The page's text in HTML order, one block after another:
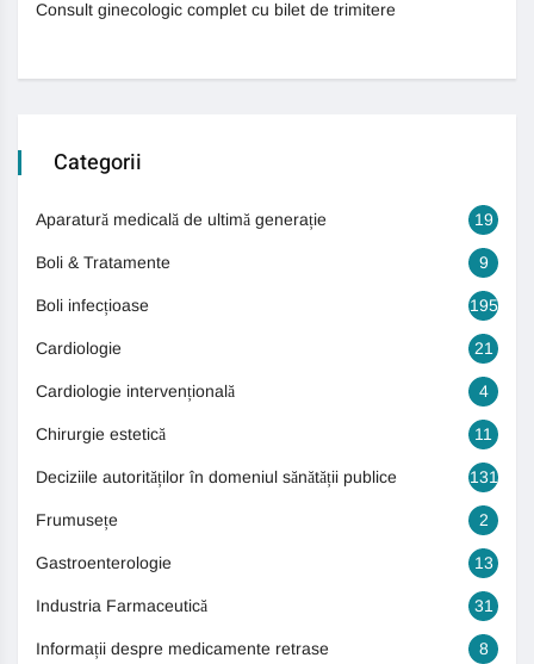
Consult ginecologic complet cu bilet de trimitere
Categorii
Aparatură medicală de ultimă generație 19
Boli & Tratamente 9
Boli infecțioase 195
Cardiologie 21
Cardiologie intervențională 4
Chirurgie estetică 11
Deciziile autorităților în domeniul sănătății publice 131
Frumusețe 2
Gastroenterologie 13
Industria Farmaceutică 31
Informații despre medicamente retrase 8